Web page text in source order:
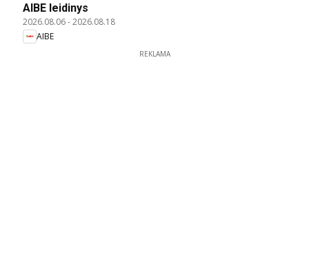
AIBE leidinys
2026.08.06-2026.08.18
AIBE
REKLAMA